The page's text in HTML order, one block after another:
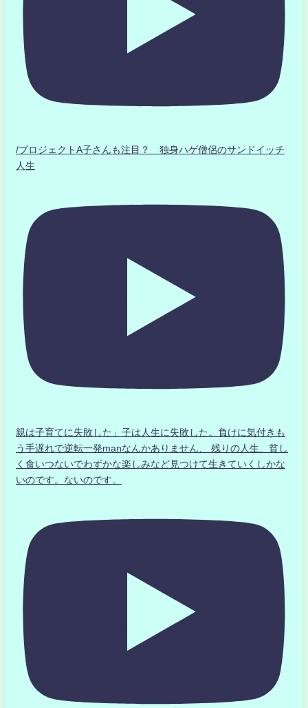
/プロジェクトA子さんも注目？ 独身ハゲ僧侶のサンドイッチ
人生
親は子育てに失敗した」子は人生に失敗した。負けに気付きも
う手遅れで逆転一発manなんかありません、 残りの人生、貧し
く食いつないでわずかな楽しみなど見つけて生きていくしかな
いのです。ないのです。